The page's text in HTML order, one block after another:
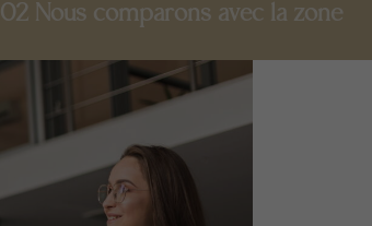
02 Nous comparons avec la zone